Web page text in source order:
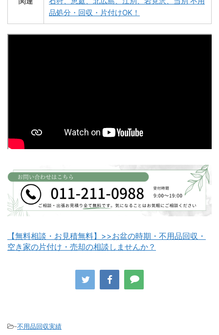
深川市不用品回収 夕張市不用品回収
白老町不用品回収 長万部町不用品回収
品処分・回収・片付けOK！
【無料相談・お見積無料】>>お盆の時期・不用品回収・
空き家の片付け・売却の相談しませんか？
-不用品回収実績